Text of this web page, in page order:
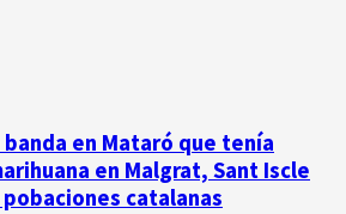
en Mataró que tenía
en Malgrat, Sant Iscle
catalanas